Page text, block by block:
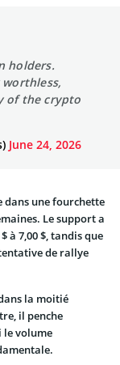
holders.
of the crypto
June 24, 2026
dans une fourchette
Le support a
à 7,00 $, tandis que
de rallye
la moitié
il penche
le volume